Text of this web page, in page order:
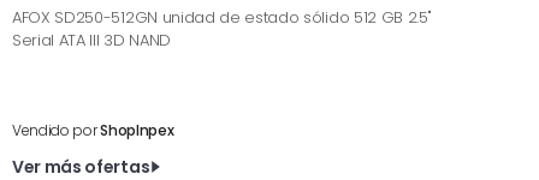
AFOX SD250-512GN unidad de estado sólido 512 GB 2.5"
Serial ATA III 3D NAND
Vendido porShopInpex
Ver más ofertas